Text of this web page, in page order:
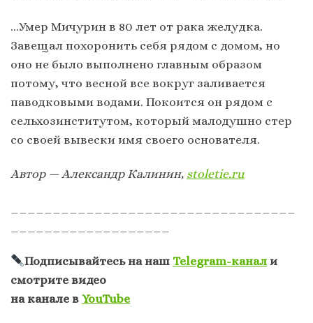
…Умер Мичурин в 80 лет от рака желудка.
Завещал похоронить себя рядом с домом, но
оно не было выполнено главным образом
потому, что весной все вокруг заливается
паводковыми водами. Покоится он рядом с
сельхозинститутом, который малодушно стер
со своей вывески имя своего основателя.
Автор — Александр Калинин, stoletie.ru
Подписывайтесь на наш Telegram-канал и
смотрите видео
на канале в YouTube